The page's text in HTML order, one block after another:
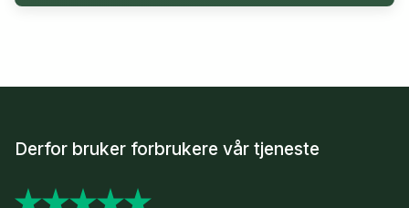
Derfor bruker forbrukere vår tjeneste